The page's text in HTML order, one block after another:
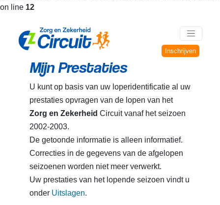
on line 12
Inschrijven
Mijn Prestaties
U kunt op basis van uw loperidentificatie al uw
prestaties opvragen van de lopen van het
Zorg en Zekerheid Circuit vanaf het seizoen
2002-2003.
De getoonde informatie is alleen informatief.
Correcties in de gegevens van de afgelopen
seizoenen worden niet meer verwerkt.
Uw prestaties van het lopende seizoen vindt u
onder Uitslagen.